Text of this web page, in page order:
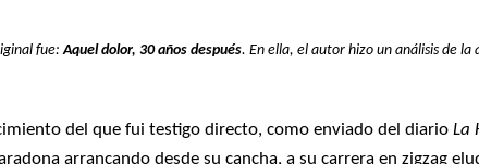
fue:Aquel dolor, 30 años después. En ella, el autor hizo un análisis de
del que fui testigo directo, como enviado del diario La
arrancando desde su cancha, a su carrera en zigzag